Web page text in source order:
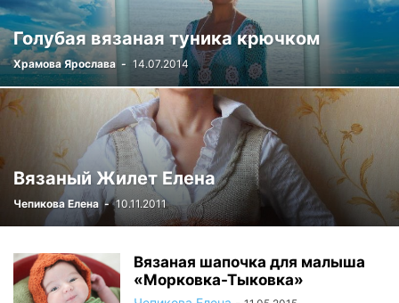
Голубая вязаная туника крючком
Храмова Ярослава - 14.07.2014
Вязаный Жилет Елена
Чепикова Елена - 10.11.2011
Вязаная шапочка для малыша
«Морковка-Тыковка»